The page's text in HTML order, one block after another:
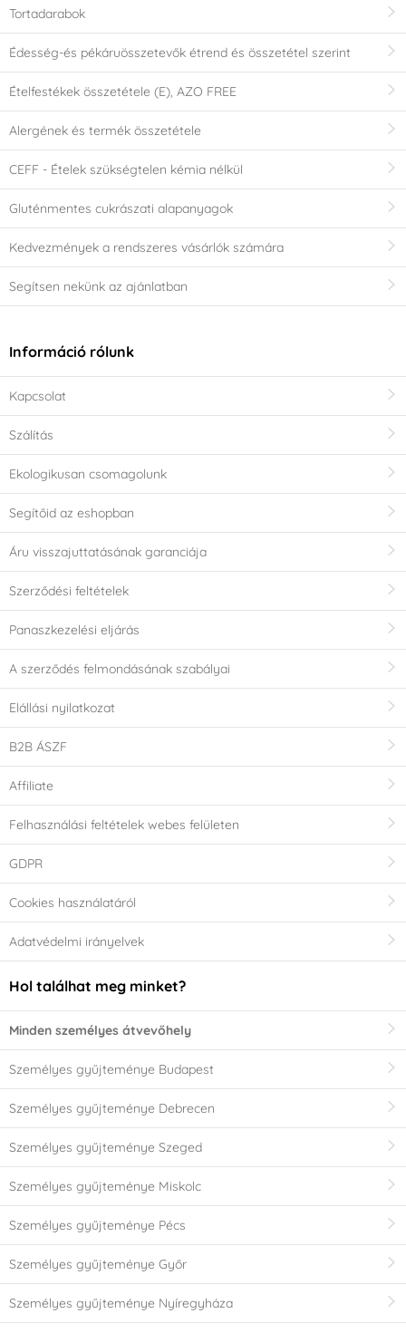
Tortadarabok
Édesség-és pékáruösszetevők étrend és összetétel szerint
Ételfestékek összetétele (E), AZO FREE
Alergének és termék összetétele
CEFF - Ételek szükségtelen kémia nélkül
Gluténmentes cukrászati alapanyagok
Kedvezmények a rendszeres vásárlók számára
Segítsen nekünk az ajánlatban
Információ rólunk
Kapcsolat
Szálítás
Ekologikusan csomagolunk
Segítőid az eshopban
Áru visszajuttatásának garanciája
Szerződési feltételek
Panaszkezelési eljárás
A szerződés felmondásának szabályai
Elállási nyilatkozat
B2B ÁSZF
Affiliate
Felhasználási feltételek webes felületen
GDPR
Cookies használatáról
Adatvédelmi irányelvek
Hol találhat meg minket?
Minden személyes átvevőhely
Személyes gyűjteménye Budapest
Személyes gyűjteménye Debrecen
Személyes gyűjteménye Szeged
Személyes gyűjteménye Miskolc
Személyes gyűjteménye Pécs
Személyes gyűjteménye Győr
Személyes gyűjteménye Nyíregyháza